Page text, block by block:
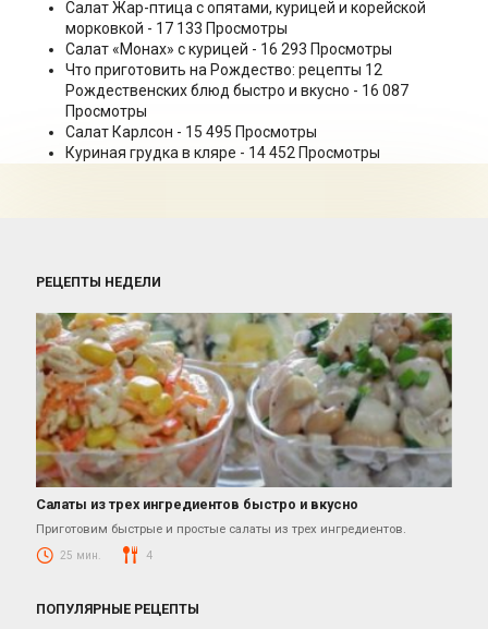
Салат Жар-птица с опятами, курицей и корейской
морковкой - 17 133 Просмотры
Салат «Монах» с курицей - 16 293 Просмотры
Что приготовить на Рождество: рецепты 12
Рождественских блюд быстро и вкусно - 16 087
Просмотры
Салат Карлсон - 15 495 Просмотры
Куриная грудка в кляре - 14 452 Просмотры
РЕЦЕПТЫ НЕДЕЛИ
Салаты
Салаты из трех ингредиентов быстро и вкусно
Приготовим быстрые и простые салаты из трех ингредиентов.
25 мин. 4
ПОПУЛЯРНЫЕ РЕЦЕПТЫ